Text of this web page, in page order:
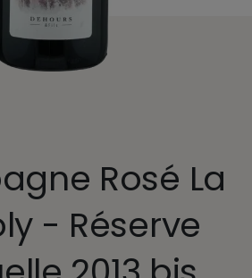
Rosé La
- Réserve